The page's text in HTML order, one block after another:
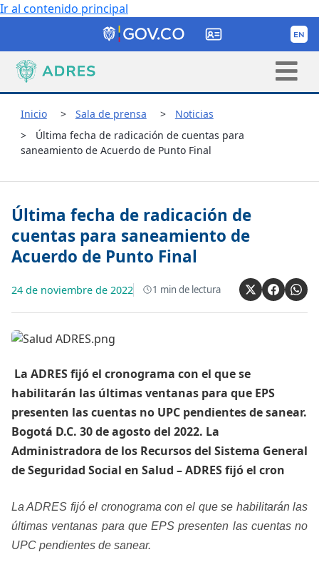
Ir al contenido principal
Inicio Sala de prensa
Noticias
Última fecha de radicación de cuentas para
saneamiento de Acuerdo de Punto Final
Última fecha de radicación de
cuentas para saneamiento de
Acuerdo de Punto Final
24 de noviembre de 2022 1 min de lectura
​​ La ADRES fijó el cronograma con el que se
habilitarán las últimas ventanas para que EPS
presenten las cuentas no UPC pendientes de sanear.
Bogotá D.C. 30 de agosto del 2022. La
Administradora de los Recursos del Sistema General
de Seguridad Social en Salud – ADRES fijó el cron
La ADRES fijó el cronograma con el que se habilitarán las
últimas ventanas para que EPS presenten las cuentas no
UPC pendientes de sanear.